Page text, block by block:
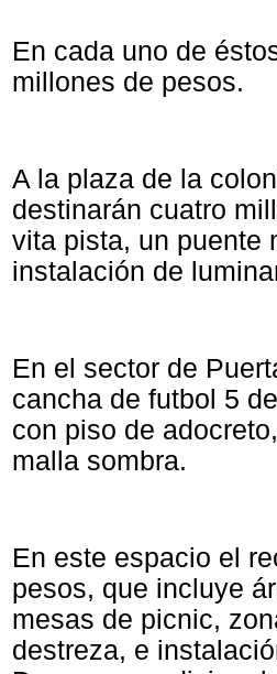
En cada uno de
millones de pesos.
A la plaza de la
destinarán cuatro
vita pista, un puente
instalación de
En el sector de
cancha de futbol 5
con piso de
malla sombra.
En este espacio el
pesos, que incluye
mesas de picnic,
destreza, e